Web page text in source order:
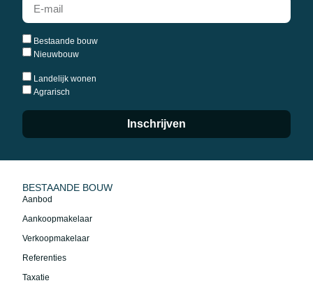
Bestaande bouw
Nieuwbouw
Landelijk wonen
Agrarisch
Inschrijven
BESTAANDE BOUW
Aanbod
Aankoopmakelaar
Verkoopmakelaar
Referenties
Taxatie